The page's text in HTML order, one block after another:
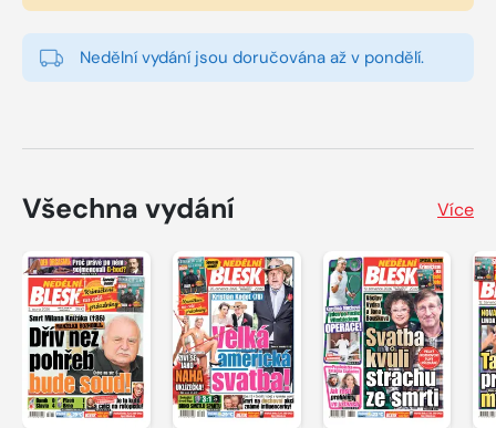
Nedělní vydání jsou doručována až v pondělí.
Všechna vydání Více